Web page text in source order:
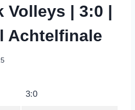
Volleys | 3:0 |
Achtelfinale
3:0